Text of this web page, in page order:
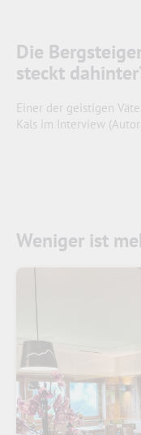
Die
steckt
Einer der geistigen
Kals im Interview
Weniger ist